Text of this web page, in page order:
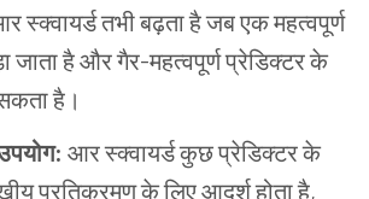
स्क्वायर्ड तभी बढ़ता है जब एक महत्वपूर्ण
जाता है और गैर-महत्वपूर्ण प्रेडिक्टर के
है।
आर स्क्वायर्ड कुछ प्रेडिक्टर के
प्रतिक्रमण के लिए आदर्श होता है,